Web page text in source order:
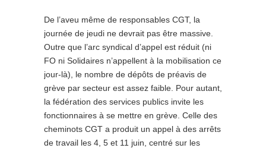
De l’aveu même de responsables CGT, la
journée de jeudi ne devrait pas être massive.
Outre que l’arc syndical d’appel est réduit (ni
FO ni Solidaires n’appellent à la mobilisation ce
jour-là), le nombre de dépôts de préavis de
grève par secteur est assez faible. Pour autant,
la fédération des services publics invite les
fonctionnaires à se mettre en grève. Celle des
cheminots CGT a produit un appel à des arrêts
de travail les 4, 5 et 11 juin, centré sur les